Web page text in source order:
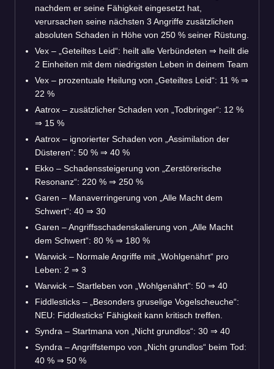
nachdem er seine Fähigkeit eingesetzt hat,
verursachen seine nächsten 3 Angriffe zusätzlichen
absoluten Schaden in Höhe von 250 % seiner Rüstung.
Vex – „Geteiltes Leid“: heilt alle Verbündeten ⇒ heilt die
2 Einheiten mit dem niedrigsten Leben in deinem Team
Vex – prozentuale Heilung von „Geteiltes Leid“: 11 % ⇒
22 %
Aatrox – zusätzlicher Schaden von „Todbringer“: 12 %
⇒ 15 %
Aatrox – ignorierter Schaden von „Assimilation der
Düsteren“: 50 % ⇒ 40 %
Ekko – Schadenssteigerung von „Zerstörerische
Resonanz“: 220 % ⇒ 250 %
Garen – Manaverringerung von „Alle Macht dem
Schwert“: 40 ⇒ 30
Garen – Angriffsschadenskalierung von „Alle Macht
dem Schwert“: 80 % ⇒ 180 %
Warwick – Normale Angriffe mit „Wohlgenährt“ pro
Leben: 2 ⇒ 3
Warwick – Startleben von „Wohlgenährt“: 50 ⇒ 40
Fiddlesticks – „Besonders gruselige Vogelscheuche“:
NEU: Fiddlesticks’ Fähigkeit kann kritisch treffen.
Syndra – Startmana von „Nicht grundlos“: 30 ⇒ 40
Syndra – Angriffstempo von „Nicht grundlos“ beim Tod:
40 % ⇒ 50 %